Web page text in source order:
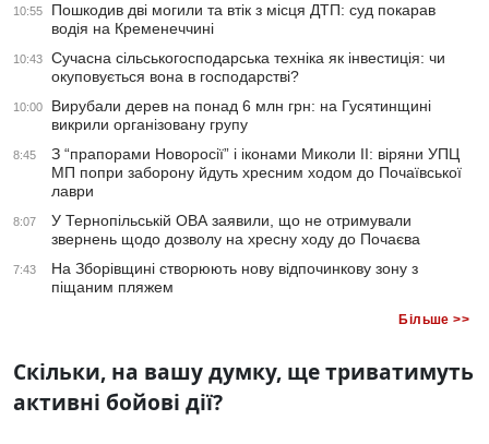
10:55
Пошкодив дві могили та втік з місця ДТП: суд покарав
водія на Кременеччині
10:43
Сучасна сільськогосподарська техніка як інвестиція: чи
окуповується вона в господарстві?
10:00
Вирубали дерев на понад 6 млн грн: на Гусятинщині
викрили організовану групу
8:45
З “прапорами Новоросії” і іконами Миколи ІІ: віряни УПЦ
МП попри заборону йдуть хресним ходом до Почаївської
лаври
8:07
У Тернопільській ОВА заявили, що не отримували
звернень щодо дозволу на хресну ходу до Почаєва
7:43
На Зборівщині створюють нову відпочинкову зону з
піщаним пляжем
Більше >>
Скільки, на вашу думку, ще триватимуть
активні бойові дії?